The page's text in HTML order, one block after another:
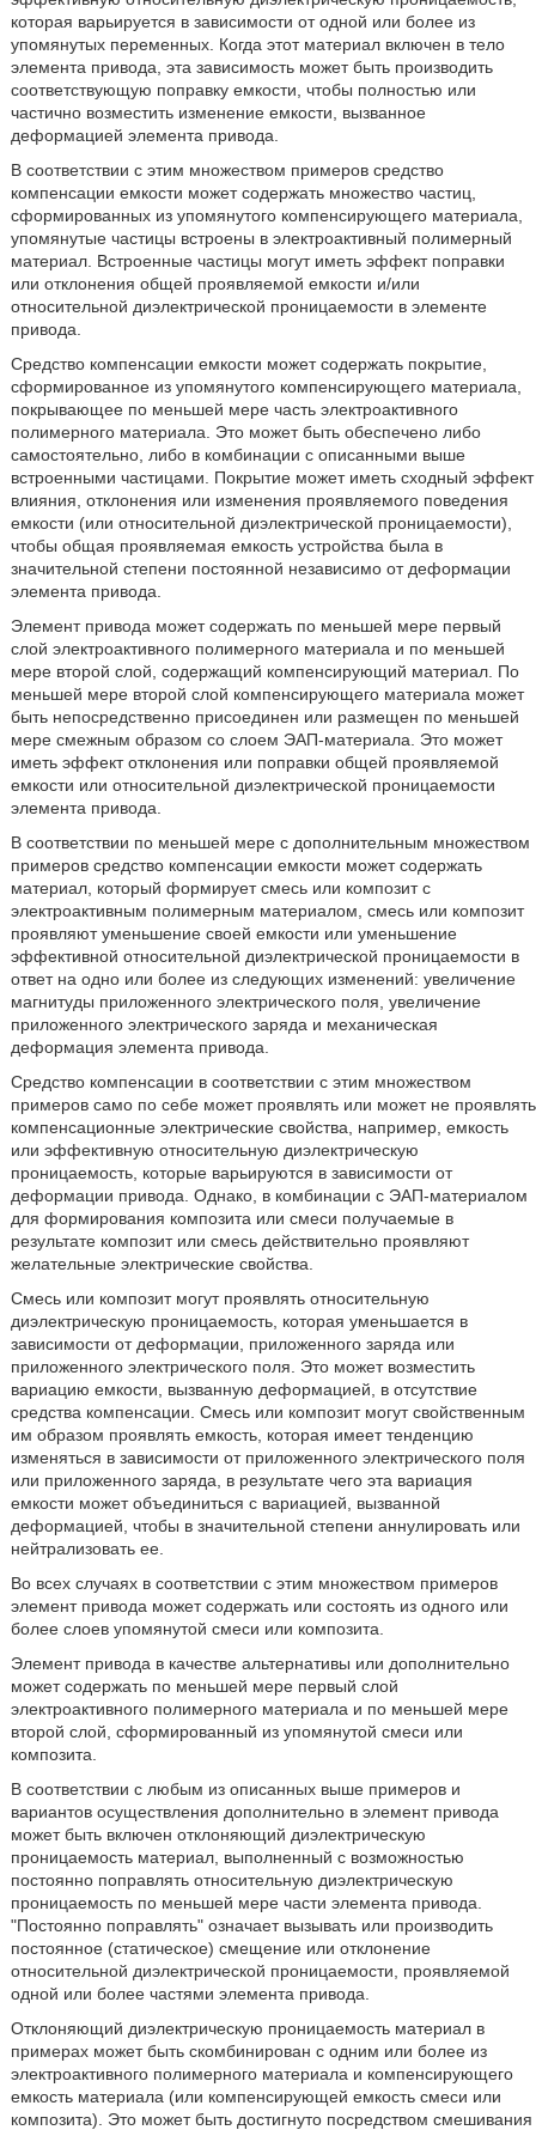
которая варьируется в зависимости от одной или более из
упомянутых переменных. Когда этот материал включен в тело
элемента привода, эта зависимость может быть производить
соответствующую поправку емкости, чтобы полностью или
частично возместить изменение емкости, вызванное
деформацией элемента привода.
В соответствии с этим множеством примеров средство
компенсации емкости может содержать множество частиц,
сформированных из упомянутого компенсирующего материала,
упомянутые частицы встроены в электроактивный полимерный
материал. Встроенные частицы могут иметь эффект поправки
или отклонения общей проявляемой емкости и/или
относительной диэлектрической проницаемости в элементе
привода.
Средство компенсации емкости может содержать покрытие,
сформированное из упомянутого компенсирующего материала,
покрывающее по меньшей мере часть электроактивного
полимерного материала. Это может быть обеспечено либо
самостоятельно, либо в комбинации с описанными выше
встроенными частицами. Покрытие может иметь сходный эффект
влияния, отклонения или изменения проявляемого поведения
емкости (или относительной диэлектрической проницаемости),
чтобы общая проявляемая емкость устройства была в
значительной степени постоянной независимо от деформации
элемента привода.
Элемент привода может содержать по меньшей мере первый
слой электроактивного полимерного материала и по меньшей
мере второй слой, содержащий компенсирующий материал. По
меньшей мере второй слой компенсирующего материала может
быть непосредственно присоединен или размещен по меньшей
мере смежным образом со слоем ЭАП-материала. Это может
иметь эффект отклонения или поправки общей проявляемой
емкости или относительной диэлектрической проницаемости
элемента привода.
В соответствии по меньшей мере с дополнительным множеством
примеров средство компенсации емкости может содержать
материал, который формирует смесь или композит с
электроактивным полимерным материалом, смесь или композит
проявляют уменьшение своей емкости или уменьшение
эффективной относительной диэлектрической проницаемости в
ответ на одно или более из следующих изменений: увеличение
магнитуды приложенного электрического поля, увеличение
приложенного электрического заряда и механическая
деформация элемента привода.
Средство компенсации в соответствии с этим множеством
примеров само по себе может проявлять или может не проявлять
компенсационные электрические свойства, например, емкость
или эффективную относительную диэлектрическую
проницаемость, которые варьируются в зависимости от
деформации привода. Однако, в комбинации с ЭАП-материалом
для формирования композита или смеси получаемые в
результате композит или смесь действительно проявляют
желательные электрические свойства.
Смесь или композит могут проявлять относительную
диэлектрическую проницаемость, которая уменьшается в
зависимости от деформации, приложенного заряда или
приложенного электрического поля. Это может возместить
вариацию емкости, вызванную деформацией, в отсутствие
средства компенсации. Смесь или композит могут свойственным
им образом проявлять емкость, которая имеет тенденцию
изменяться в зависимости от приложенного электрического поля
или приложенного заряда, в результате чего эта вариация
емкости может объединиться с вариацией, вызванной
деформацией, чтобы в значительной степени аннулировать или
нейтрализовать ее.
Во всех случаях в соответствии с этим множеством примеров
элемент привода может содержать или состоять из одного или
более слоев упомянутой смеси или композита.
Элемент привода в качестве альтернативы или дополнительно
может содержать по меньшей мере первый слой
электроактивного полимерного материала и по меньшей мере
второй слой, сформированный из упомянутой смеси или
композита.
В соответствии с любым из описанных выше примеров и
вариантов осуществления дополнительно в элемент привода
может быть включен отклоняющий диэлектрическую
проницаемость материал, выполненный с возможностью
постоянно поправлять относительную диэлектрическую
проницаемость по меньшей мере части элемента привода.
"Постоянно поправлять" означает вызывать или производить
постоянное (статическое) смещение или отклонение
относительной диэлектрической проницаемости, проявляемой
одной или более частями элемента привода.
Отклоняющий диэлектрическую проницаемость материал в
примерах может быть скомбинирован с одним или более из
электроактивного полимерного материала и компенсирующего
емкость материала (или компенсирующей емкость смеси или
композита). Это может быть достигнуто посредством смешивания